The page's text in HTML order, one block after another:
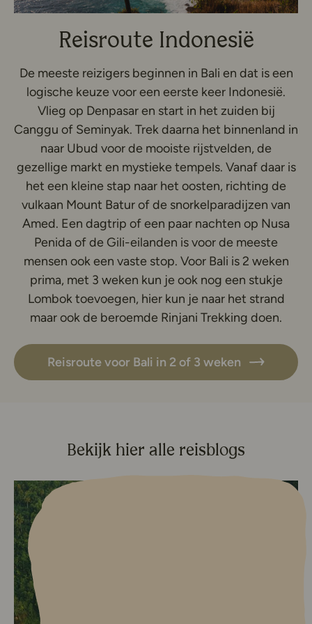
Reisroute Indonesië
De meeste reizigers beginnen in Bali en dat is een
logische keuze voor een eerste keer Indonesië.
Vlieg op Denpasar en start in het zuiden bij
Canggu of Seminyak. Trek daarna het binnenland in
naar Ubud voor de mooiste rijstvelden, de
gezellige markt en mystieke tempels. Vanaf daar is
het een kleine stap naar het oosten, richting de
vulkaan Mount Batur of de snorkelparadijzen van
Amed. Een dagtrip of een paar nachten op Nusa
Penida of de Gili-eilanden is voor de meeste
mensen ook een vaste stop. Voor Bali is 2 weken
prima, met 3 weken kun je ook nog een stukje
Lombok toevoegen, hier kun je naar het strand
maar ook de beroemde Rinjani Trekking doen.
Reisroute voor Bali in 2 of 3 weken
Bekijk hier alle reisblogs
Lees meer over Tumpak